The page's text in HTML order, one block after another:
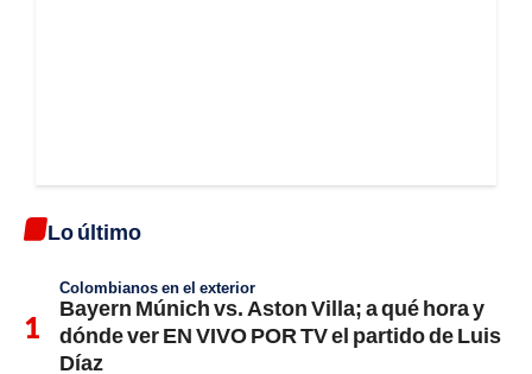
Lo último
Colombianos en el exterior
Bayern Múnich vs. Aston Villa; a qué hora y
dónde ver EN VIVO POR TV el partido de Luis
Díaz